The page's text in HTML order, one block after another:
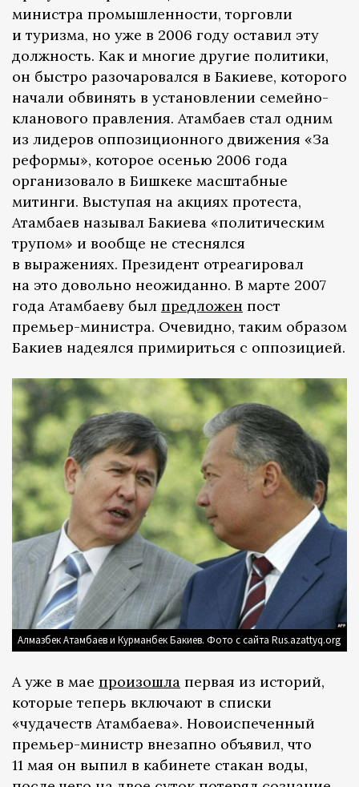
министра промышленности, торговли
и туризма, но уже в 2006 году оставил эту
должность. Как и многие другие политики,
он быстро разочаровался в Бакиеве, которого
начали обвинять в установлении семейно-
кланового правления. Атамбаев стал одним
из лидеров оппозиционного движения «За
реформы», которое осенью 2006 года
организовало в Бишкеке масштабные
митинги. Выступая на акциях протеста,
Атамбаев называл Бакиева «политическим
трупом» и вообще не стеснялся
в выражениях. Президент отреагировал
на это довольно неожиданно. В марте 2007
года Атамбаеву был предложен пост
премьер-министра. Очевидно, таким образом
Бакиев надеялся примириться с оппозицией.
Алмазбек Атамбаев и Курманбек Бакиев. Фото с сайта Rus.azattyq.org
А уже в мае произошла первая из историй,
которые теперь включают в списки
«чудачеств Атамбаева». Новоиспеченный
премьер-министр внезапно объявил, что
11 мая он выпил в кабинете стакан воды,